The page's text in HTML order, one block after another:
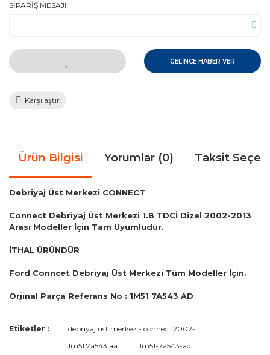
SİPARİŞ MESAJI
GELİNCE HABER VER
Karşılaştır
Ürün Bilgisi Yorumlar (0) Taksit
Debriyaj Üst Merkezi CONNECT
Connect Debriyaj Üst Merkezi 1.8 TDCİ Dizel 2002-2013
Arası Modeller İçin Tam Uyumludur.
İTHAL ÜRÜNDÜR
Ford Conncet Debriyaj Üst Merkezi Tüm Modeller İçin.
Orjinal Parça Referans No : 1M51 7A543 AD
Bu ürüne ilk yorumu siz yapın!
Bu ürünün fiyat bilgisi, resim, ürün açıklamalarında ve diğer
kullanarak tarafımıza iletebilirsiniz.
Etiketler :
debriyaj ust merkez - connect 2002-
1m51 7a543 aa
1m51-7a543-ad